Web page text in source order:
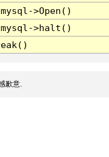
>Open()
>halt()
歉意.